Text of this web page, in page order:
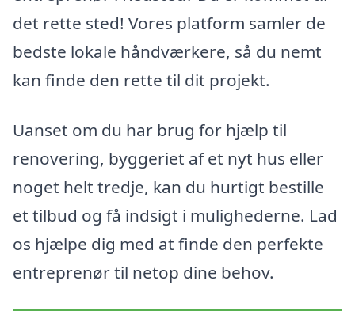
det rette sted! Vores platform samler de
bedste lokale håndværkere, så du nemt
kan finde den rette til dit projekt.
Uanset om du har brug for hjælp til
renovering, byggeriet af et nyt hus eller
noget helt tredje, kan du hurtigt bestille
et tilbud og få indsigt i mulighederne. Lad
os hjælpe dig med at finde den perfekte
entreprenør til netop dine behov.